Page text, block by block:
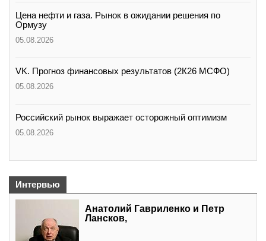
Цена нефти и газа. Рынок в ожидании решения по
Ормузу
05.08.2026
VK. Прогноз финансовых результатов (2К26 МСФО)
05.08.2026
Российский рынок выражает осторожный оптимизм
05.08.2026
Интервью
Анатолий Гавриленко и Петр
Лансков,